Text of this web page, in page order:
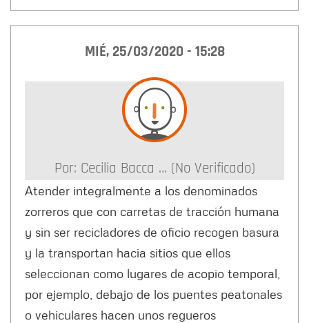
MIÉ, 25/03/2020 - 15:28
Por: Cecilia Bacca … (no Verificado)
Atender integralmente a los denominados
zorreros que con carretas de tracción humana
y sin ser recicladores de oficio recogen basura
y la transportan hacia sitios que ellos
seleccionan como lugares de acopio temporal,
por ejemplo, debajo de los puentes peatonales
o vehiculares hacen unos regueros